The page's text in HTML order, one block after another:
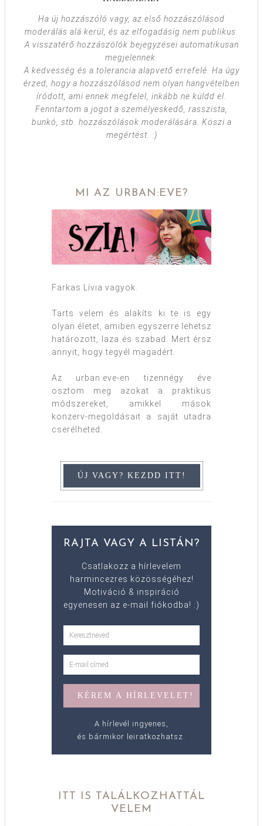
Ha új hozzászóló vagy, az első hozzászólásod
moderálás alá kerül, és az elfogadásig nem publikus.
A visszatérő hozzászólók bejegyzései automatikusan
megjelennek.
A kedvesség és a tolerancia alapvető errefelé. Ha úgy
érzed, hogy a hozzászólásod nem olyan hangvételben
íródott, ami ennek megfelel, inkább ne küldd el.
Fenntartom a jogot a személyeskedő, rasszista,
bunkó, stb. hozzászólások moderálására. Köszi a
megértést. :)
MI AZ URBAN:EVE?
Farkas Lívia vagyok.
Tarts velem és alakíts ki te is egy
olyan életet, amiben egyszerre lehetsz
határozott, laza és szabad. Mert érsz
annyit, hogy tegyél magadért.
Az urban:eve-en tizennégy éve
osztom meg azokat a praktikus
módszereket, amikkel mások
konzerv-megoldásait a saját utadra
cserélheted.
RAJTA VAGY A LISTÁN?
Csatlakozz a hírlevelem
harmincezres közösségéhez!
Motiváció & inspiráció
egyenesen az e-mail fiókodba! :)
A hírlevél ingyenes,
és bármikor leiratkozhatsz.
ITT IS TALÁLKOZHATTÁL
VELEM